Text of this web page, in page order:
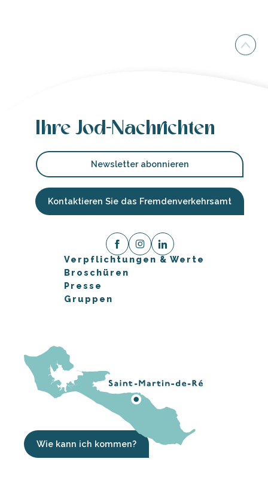
Ihre Jod-Nachrichten
Newsletter abonnieren
Kontaktieren Sie das Fremdenverkehrsamt
Verpflichtungen & Werte
Broschüren
Presse
Gruppen
Wie kann ich kommen?